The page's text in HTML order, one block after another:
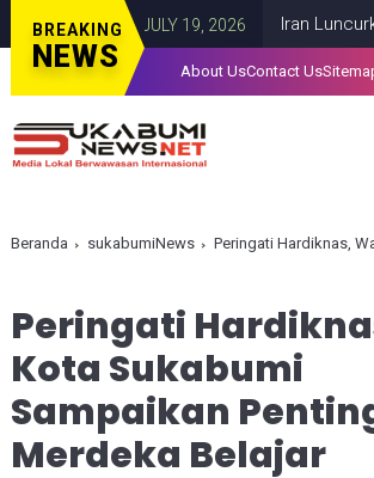
BREAKING
NEWS
GAZAJULY 19, 2026 Iran Luncurkan
About UsContact Us
Beranda sukabumiNews Peringati Hardiknas, Wali Kota Sukabumi
Peringati
Kota Sukabumi
Sampaikan
Merdeka Belajar